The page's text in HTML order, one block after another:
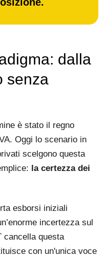
dalla
senza
è stato il regno
Oggi lo scenario in
scelgono questa
la certezza dei
esborsi iniziali
incertezza sul
cancella questa
con un'unica voce